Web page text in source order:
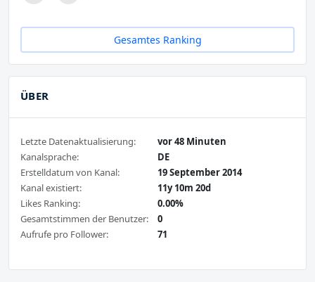
Gesamtes Ranking
ÜBER
Letzte Datenaktualisierung:
vor 48 Minuten
Kanalsprache:
DE
Erstelldatum von Kanal:
19 September 2014
Kanal existiert:
11y 10m 20d
Likes Ranking:
0.00%
Gesamtstimmen der Benutzer:
0
Aufrufe pro Follower:
71